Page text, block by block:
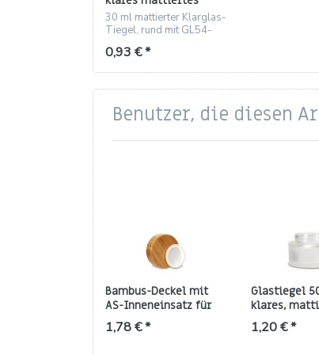
Glas, rund, Gewinde
GL54
30 ml mattierter Klarglas-
Tiegel, rund mit GL54-
Kosmetikproben.
0,93 € *
Benutzer, die diesen
Bambus-Deckel mit
AS-Inneneinsatz für
50 ml Tiegel (ND 61) –
inkl. Einlegedeckel
1,78 € *
Glastiegel
klares,
Glas, rund
Gewinde
1,20 € *